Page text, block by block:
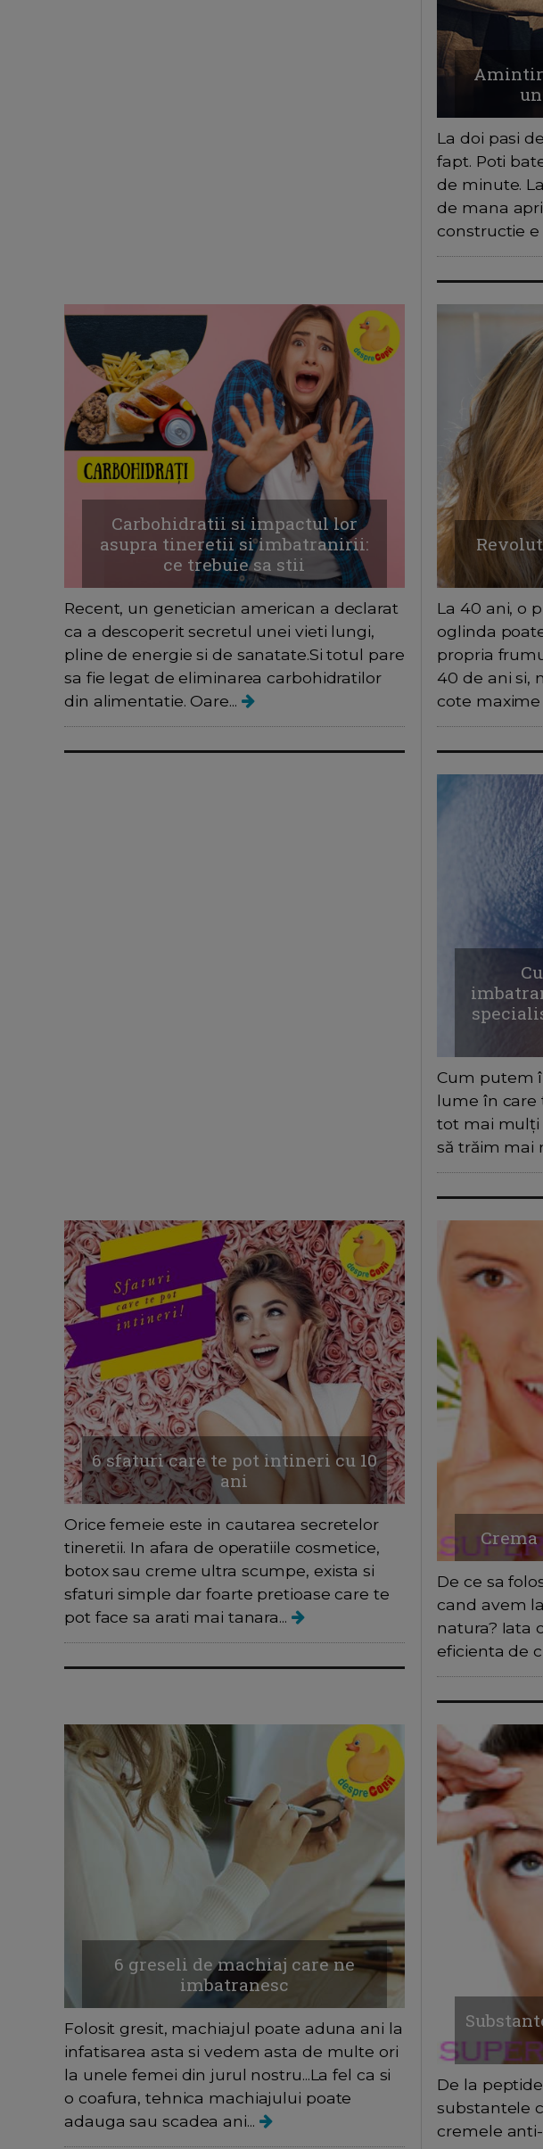
La doi pasi
fapt. Poti
de minute.
de mana
constructie e
Carbohidratii si impactul lor
asupra tineretii si imbatranirii:
ce trebuie sa stii
Recent, un genetician american a declarat
ca a descoperit secretul unei vieti lungi,
pline de energie si de sanatate.Si totul pare
sa fie legat de eliminarea carbohidratilor
din alimentatie. Oare...
La 40 ani, o
oglinda
propria
40 de ani si,
cote maxime
Cum putem
lume în care
tot mai mulți
să trăim mai
6 sfaturi care te pot intineri cu 10
ani
Orice femeie este in cautarea secretelor
tineretii. In afara de operatiile cosmetice,
botox sau creme ultra scumpe, exista si
sfaturi simple dar foarte pretioase care te
pot face sa arati mai tanara...
De ce sa
cand avem
natura? Iata
eficienta de
6 greseli de machiaj care ne
imbatranesc
Folosit gresit, machiajul poate aduna ani la
infatisarea asta si vedem asta de multe ori
la unele femei din jurul nostru...La fel ca si
o coafura, tehnica machiajului poate
adauga sau scadea ani...
De la
substantele
cremele